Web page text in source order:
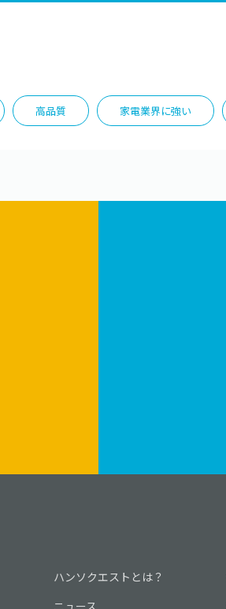
高品質 家電業界に強い
ハンソクエストとは？
ニュース